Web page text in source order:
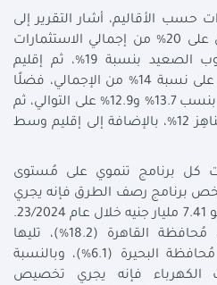
حسب الأقاليم، أشار التقرير إلى
استحواذ إقليم القاهرة الكبرى على 20% من إجمالي الاستثمارات
الـمُستهدفة، ويليه إقليم جنوب الصعيد بنسبة 19%، ثم إقليم
القناة وسيناء والذي يستحوذ على نسبة 14% من الإجمالي، فضلًا
عن إقليمي الدلتا والإسكندرية بنسب 13.7% و12.9% على التوالي، ثم
إقليم شمال الصعيد بنسبة تُناهِز 12%، بالإضافة إلى إقليم وسط
كل برنامج تنموي على مُستوى
برنامج رصف الطرق فإنه يجري
تخصيص استثمارات بقيمة نحو 7.41 مليار جنيه خلال عام 23/2024.
وتأتي أعلي نسب توزيع في مُحافظة القاهرة (18.2%)، تليها
مُحافظة الجيزة (11.2%)، ثم مُحافظة البحيرة (6.1%)، وبالنسبة
الكهرباء فإنه يجري تخصيص